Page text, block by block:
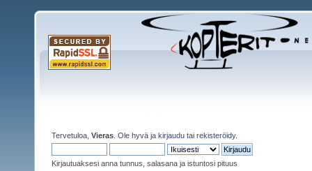
Tervetuloa, Vieras . Ole hyvä ja kirjaudu tai rekisteröidy.
Kirjautuaksesi anna tunnus, salasana ja istuntosi pituus